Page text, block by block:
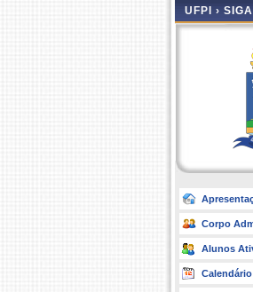
UFPI ›
Corpo
Alunos
Calendário